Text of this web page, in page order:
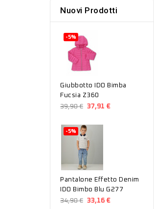
Nuovi Prodotti
Giubbotto IDO Bimba
Fucsia Z360
39,90 €
-5%
37,91 €
Pantalone Effetto Denim
IDO Bimbo Blu G277
34,90 €
-5%
33,16 €